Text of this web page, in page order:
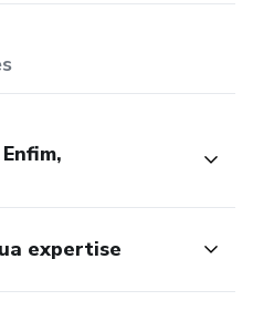
expertise